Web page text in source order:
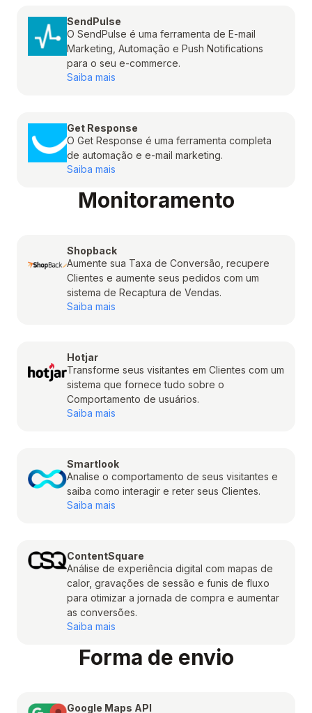
SendPulse
O SendPulse é uma ferramenta de E-mail
Marketing, Automação e Push Notifications
para o seu e-commerce.
Saiba mais
Get Response
O Get Response é uma ferramenta completa
de automação e e-mail marketing.
Saiba mais
Monitoramento
Shopback
Aumente sua Taxa de Conversão, recupere
Clientes e aumente seus pedidos com um
sistema de Recaptura de Vendas.
Saiba mais
Hotjar
Transforme seus visitantes em Clientes com um
sistema que fornece tudo sobre o
Comportamento de usuários.
Saiba mais
Smartlook
Analise o comportamento de seus visitantes e
saiba como interagir e reter seus Clientes.
Saiba mais
ContentSquare
Análise de experiência digital com mapas de
calor, gravações de sessão e funis de fluxo
para otimizar a jornada de compra e aumentar
as conversões.
Saiba mais
Forma de envio
Google Maps API